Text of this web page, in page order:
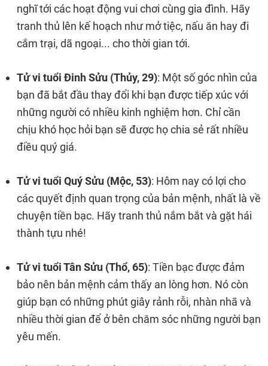
nghĩ tới các hoạt động vui chơi cùng gia đình. Hãy
tranh thủ lên kế hoạch như mở tiệc, nấu ăn hay đi
cắm trại, dã ngoại... cho thời gian tới.
Tử vi tuổi Đinh Sửu (Thủy, 29): Một số góc nhìn của
bạn đã bắt đầu thay đổi khi bạn được tiếp xúc với
những người có nhiều kinh nghiệm hơn. Chỉ cần
chịu khó học hỏi bạn sẽ được họ chia sẻ rất nhiều
điều quý giá.
Tử vi tuổi Quý Sửu (Mộc, 53): Hôm nay có lợi cho
các quyết định quan trọng của bản mệnh, nhất là về
chuyện tiền bạc. Hãy tranh thủ nắm bắt và gặt hái
thành tựu nhé!
Tử vi tuổi Tân Sửu (Thổ, 65): Tiền bạc được đảm
bảo nên bản mệnh cảm thấy an lòng hơn. Nó còn
giúp bạn có những phút giây rảnh rỗi, nhàn nhã và
nhiều thời gian để ở bên chăm sóc những người bạn
yêu mến.